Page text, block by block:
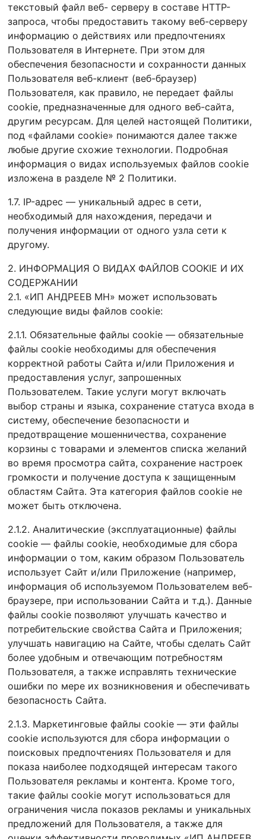
текстовый файл веб- серверу в составе HTTP-
запроса, чтобы предоставить такому веб-серверу
информацию о действиях или предпочтениях
Пользователя в Интернете. При этом для
обеспечения безопасности и сохранности данных
Пользователя веб-клиент (веб-браузер)
Пользователя, как правило, не передает файлы
cookie, предназначенные для одного веб-сайта,
другим ресурсам. Для целей настоящей Политики,
под «файлами cookie» понимаются далее также
любые другие схожие технологии. Подробная
информация о видах используемых файлов cookie
изложена в разделе № 2 Политики.
1.7. IP-адрес — уникальный адрес в сети,
необходимый для нахождения, передачи и
получения информации от одного узла сети к
другому.
2. ИНФОРМАЦИЯ О ВИДАХ ФАЙЛОВ COOKIE И ИХ
СОДЕРЖАНИИ
2.1. «ИП АНДРЕЕВ МН» может использовать
следующие виды файлов cookie:
2.1.1. Обязательные файлы cookie — обязательные
файлы cookie необходимы для обеспечения
корректной работы Сайта и/или Приложения и
предоставления услуг, запрошенных
Пользователем. Такие услуги могут включать
выбор страны и языка, сохранение статуса входа в
систему, обеспечение безопасности и
предотвращение мошенничества, сохранение
корзины с товарами и элементов списка желаний
во время просмотра сайта, сохранение настроек
громкости и получение доступа к защищенным
областям Сайта. Эта категория файлов cookie не
может быть отключена.
2.1.2. Аналитические (эксплуатационные) файлы
cookie — файлы cookie, необходимые для сбора
информации о том, каким образом Пользователь
использует Сайт и/или Приложение (например,
информация об используемом Пользователем веб-
браузере, при использовании Сайта и т.д.). Данные
файлы cookie позволяют улучшать качество и
потребительские свойства Сайта и Приложения;
улучшать навигацию на Сайте, чтобы сделать Сайт
более удобным и отвечающим потребностям
Пользователя, а также исправлять технические
ошибки по мере их возникновения и обеспечивать
безопасность Сайта.
2.1.3. Маркетинговые файлы cookie — эти файлы
cookie используются для сбора информации о
поисковых предпочтениях Пользователя и для
показа наиболее подходящей интересам такого
Пользователя рекламы и контента. Кроме того,
такие файлы cookie могут использоваться для
ограничения числа показов рекламы и уникальных
предложений для Пользователя, а также для